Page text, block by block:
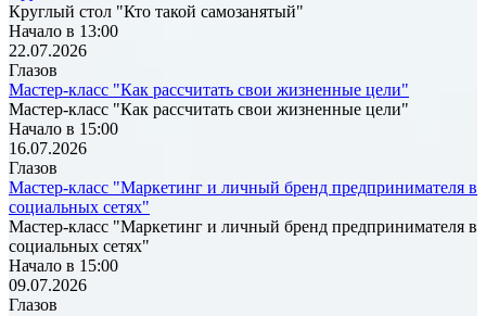
Круглый стол "Кто такой самозанятый"
Начало в 13:00
22.07.2026
Глазов
Мастер-класс "Как рассчитать свои жизненные цели"
Мастер-класс "Как рассчитать свои жизненные цели"
Начало в 15:00
16.07.2026
Глазов
Мастер-класс "Маркетинг и личный бренд предпринимателя в
социальных сетях"
Мастер-класс "Маркетинг и личный бренд предпринимателя в
социальных сетях"
Начало в 15:00
09.07.2026
Глазов